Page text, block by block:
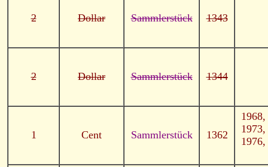
2 Dollar Sammlerstück 1343
2 Dollar Sammlerstück 1344
1 Cent Sammlerstück 1362